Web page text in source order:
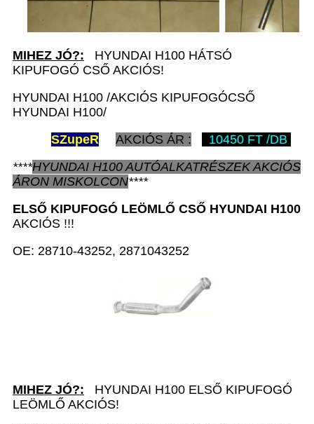
MIHEZ JÓ?: HYUNDAI H100 HÁTSÓ
KIPUFOGÓ CSŐ AKCIÓS!
HYUNDAI H100 /AKCIÓS KIPUFOGÓCSŐ
HYUNDAI H100/
SZupeR AKCIÓS ÁR :
10450 FT /DB
****HYUNDAI H100 AUTÓALKATRÉSZEK AKCIÓS
ÁRON MISKOLCON****
ELSŐ KIPUFOGÓ LEÖMLŐ CSŐ HYUNDAI H100
AKCIÓS !!!
OE: 28710-43252, 2871043252
MIHEZ JÓ?: HYUNDAI H100 ELSŐ KIPUFOGÓ
LEÖMLŐ AKCIÓS!